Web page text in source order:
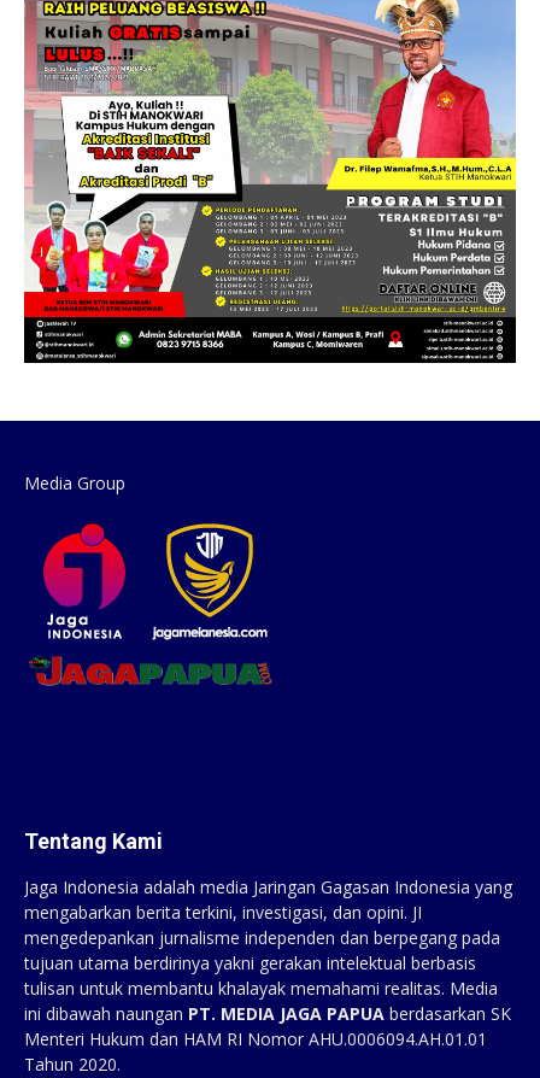
Media Group
Tentang Kami
Jaga Indonesia adalah media Jaringan Gagasan Indonesia yang
mengabarkan berita terkini, investigasi, dan opini. JI
mengedepankan jurnalisme independen dan berpegang pada
tujuan utama berdirinya yakni gerakan intelektual berbasis
tulisan untuk membantu khalayak memahami realitas. Media
ini dibawah naungan PT. MEDIA JAGA PAPUA berdasarkan SK
Menteri Hukum dan HAM RI Nomor AHU.0006094.AH.01.01
Tahun 2020.